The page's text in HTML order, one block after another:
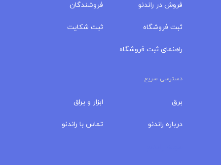
فروش در راندنو
ثبت فروشگاه
راهنمای ثبت فروشگاه
فروشندگان
ثبت شکایت
دسترسی سریع
برق
درباره‌ راندنو
ابزار و یراق
تماس با راندنو